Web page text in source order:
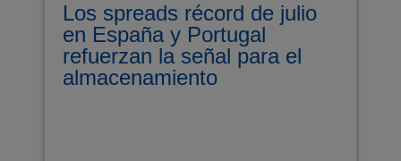
Los spreads récord de julio
en España y Portugal
refuerzan la señal para el
almacenamiento